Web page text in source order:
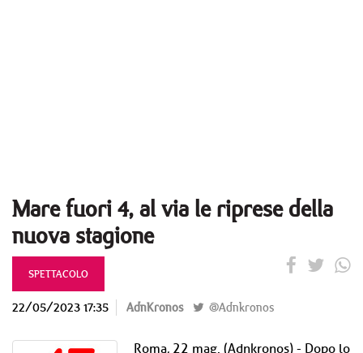
Mare fuori 4, al via le riprese della
nuova stagione
SPETTACOLO
22/05/2023 17:35 AdnKronos @Adnkronos
Roma, 22 mag. (Adnkronos) - Dopo lo